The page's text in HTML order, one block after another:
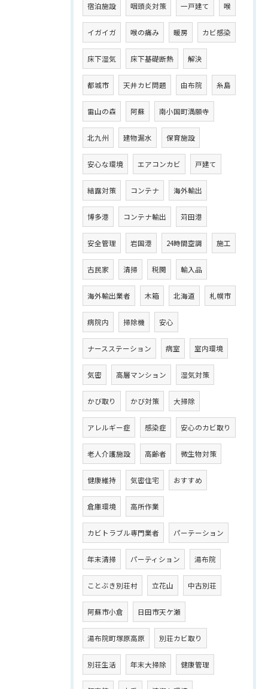
宿泊施設 咽頭炎対策 一戸建て 喉
イガイガ 喉の痛み 暖房 カビ感染
床下湿気 床下基礎断熱 解決
都城市 天井カビ問題 由布院 糸島
雷山の森 阿蘇 南小国町満願寺
北九州 建物漏水 保育施設
安心な環境 エアコンカビ 戸建て
結露対策 コンテナ 海外輸出
博多港 コンテナ輸出 苅田港
安全管理 岩国港 24時間空調 施工
古民家 清掃 税関 輸入品
海外輸出業者 木箱 北海道 札幌市
病院内 掃除機 安心
ナースステーション 病室 室内環境
気密 高層マンション 湿気対策
かび取り かび対策 大掃除
アレルギー症 感染症 安心のカビ取り
老人介護施設 高齢者 微生物対策
健康維持 気密住宅 おすすめ
倉庫環境 高所作業
カビトラブル専門業者 パーテーション
年末清掃 パーティション 湯布院
ことぶき別荘村 立花山 中古別荘
阿蘇市小倉 日田市天ケ瀬
湯布院町塚原高原 別荘カビ取り
別荘生活 年末大掃除 健康管理